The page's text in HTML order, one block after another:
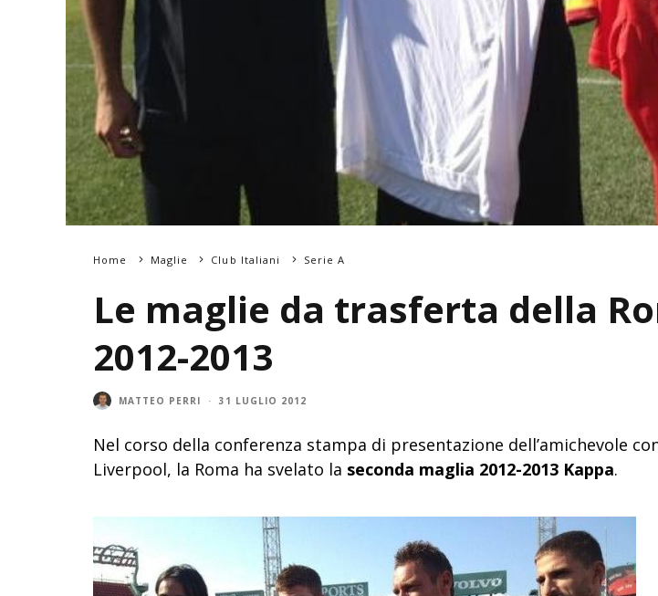
Home Maglie Club Italiani Serie A
Le maglie da trasferta della
2012-2013
MATTEO PERRI · 31 LUGLIO 2012
Nel corso della conferenza stampa di presentazione dell’amichevole
Liverpool, la Roma ha svelato la seconda maglia 2012-2013 Kappa.